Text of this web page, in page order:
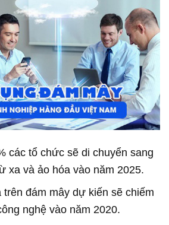
các tổ chức sẽ di chuyển sang
xa và ảo hóa vào năm 2025.
đám mây dự kiến sẽ chiếm
nghệ vào năm 2020.